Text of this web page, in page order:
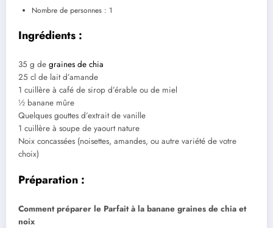
Nombre de personnes : 1
Ingrédients :
35 g de graines de chia
25 cl de lait d’amande
1 cuillère à café de sirop d’érable ou de miel
½ banane mûre
Quelques gouttes d’extrait de vanille
1 cuillère à soupe de yaourt nature
Noix concassées (noisettes, amandes, ou autre variété de votre
choix)
Préparation :
Comment préparer le Parfait à la banane graines de chia et
noix